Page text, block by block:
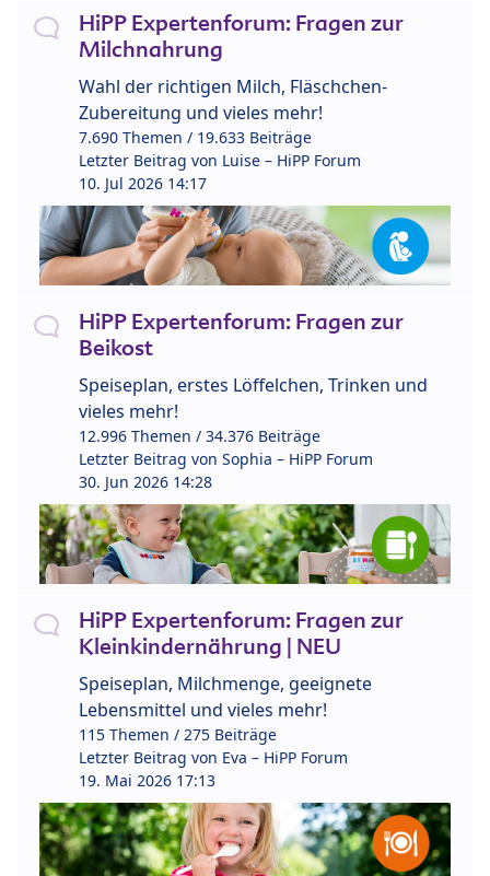
HiPP Expertenforum: Fragen zur
Milchnahrung
Wahl der richtigen Milch, Fläschchen-
Zubereitung und vieles mehr!
7.690 Themen / 19.633 Beiträge
Letzter Beitrag von Luise – HiPP Forum
10. Jul 2026 14:17
HiPP Expertenforum: Fragen zur
Beikost
Speiseplan, erstes Löffelchen, Trinken und
vieles mehr!
12.996 Themen / 34.376 Beiträge
Letzter Beitrag von Sophia – HiPP Forum
30. Jun 2026 14:28
HiPP Expertenforum: Fragen zur
Kleinkindernährung | NEU
Speiseplan, Milchmenge, geeignete
Lebensmittel und vieles mehr!
115 Themen / 275 Beiträge
Letzter Beitrag von Eva – HiPP Forum
19. Mai 2026 17:13